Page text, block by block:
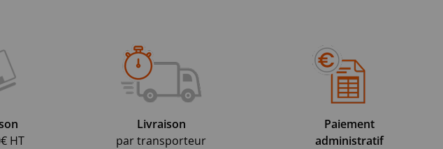
HT
Livraison
par transporteur
Paiement
administratif